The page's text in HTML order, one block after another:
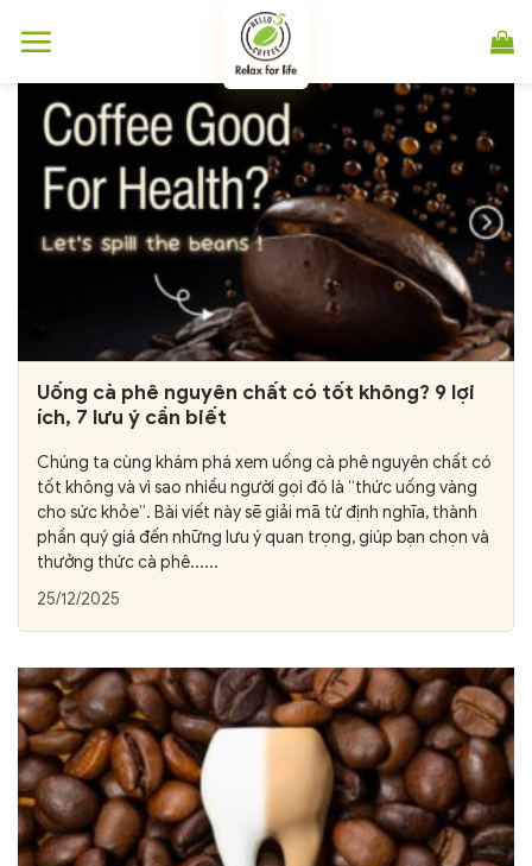
đến
Uống cà phê nguyên chất có tốt không? 9 lợi
ích, 7 lưu ý cần biết
Chúng ta cùng khám phá xem uống cà phê nguyên chất có
tốt không và vì sao nhiều người gọi đó là “thức uống vàng
cho sức khỏe”. Bài viết này sẽ giải mã từ định nghĩa, thành
phần quý giá đến những lưu ý quan trọng, giúp bạn chọn và
thưởng thức cà phê......
25/12/2025